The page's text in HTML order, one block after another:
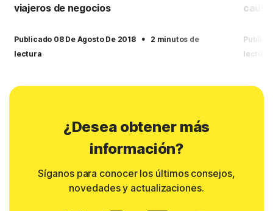
viajeros de negocios
Publicado 08 De Agosto De 2018 ·
2 minutos de
lectura
lectura
¿Desea obtener más
información?
Síganos para conocer los últimos consejos,
novedades y actualizaciones.